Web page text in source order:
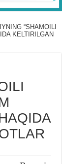
“SHAMOILI
KELTIRILGAN